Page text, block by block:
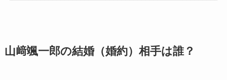
山﨑颯一郎の結婚（婚約）相手は誰？